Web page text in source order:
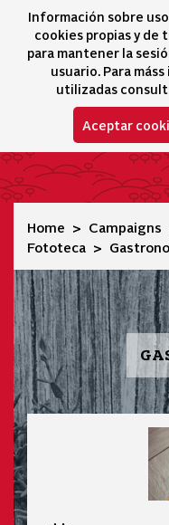
Información sobre
cookies propias y de
para mantener la
usuario. Para
utilizadas
Aceptar
Gastronomía
Home Campaigns
Fototeca